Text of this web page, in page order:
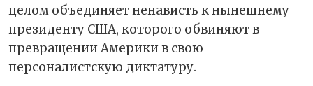
целом объединяет ненависть к нынешнему
президенту США, которого обвиняют в
превращении Америки в свою
персоналистскую диктатуру.